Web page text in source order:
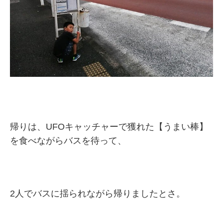
帰りは、UFOキャッチャーで獲れた【うまい棒】
を食べながらバスを待って、
2人でバスに揺られながら帰りましたとさ。